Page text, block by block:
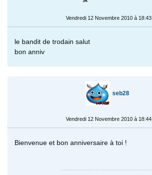
Vendredi 12 Novembre 2010 à 18:43
le bandit de trodain salut
bon anniv
seb28
Vendredi 12 Novembre 2010 à 18:44
Bienvenue et bon anniversaire à toi !